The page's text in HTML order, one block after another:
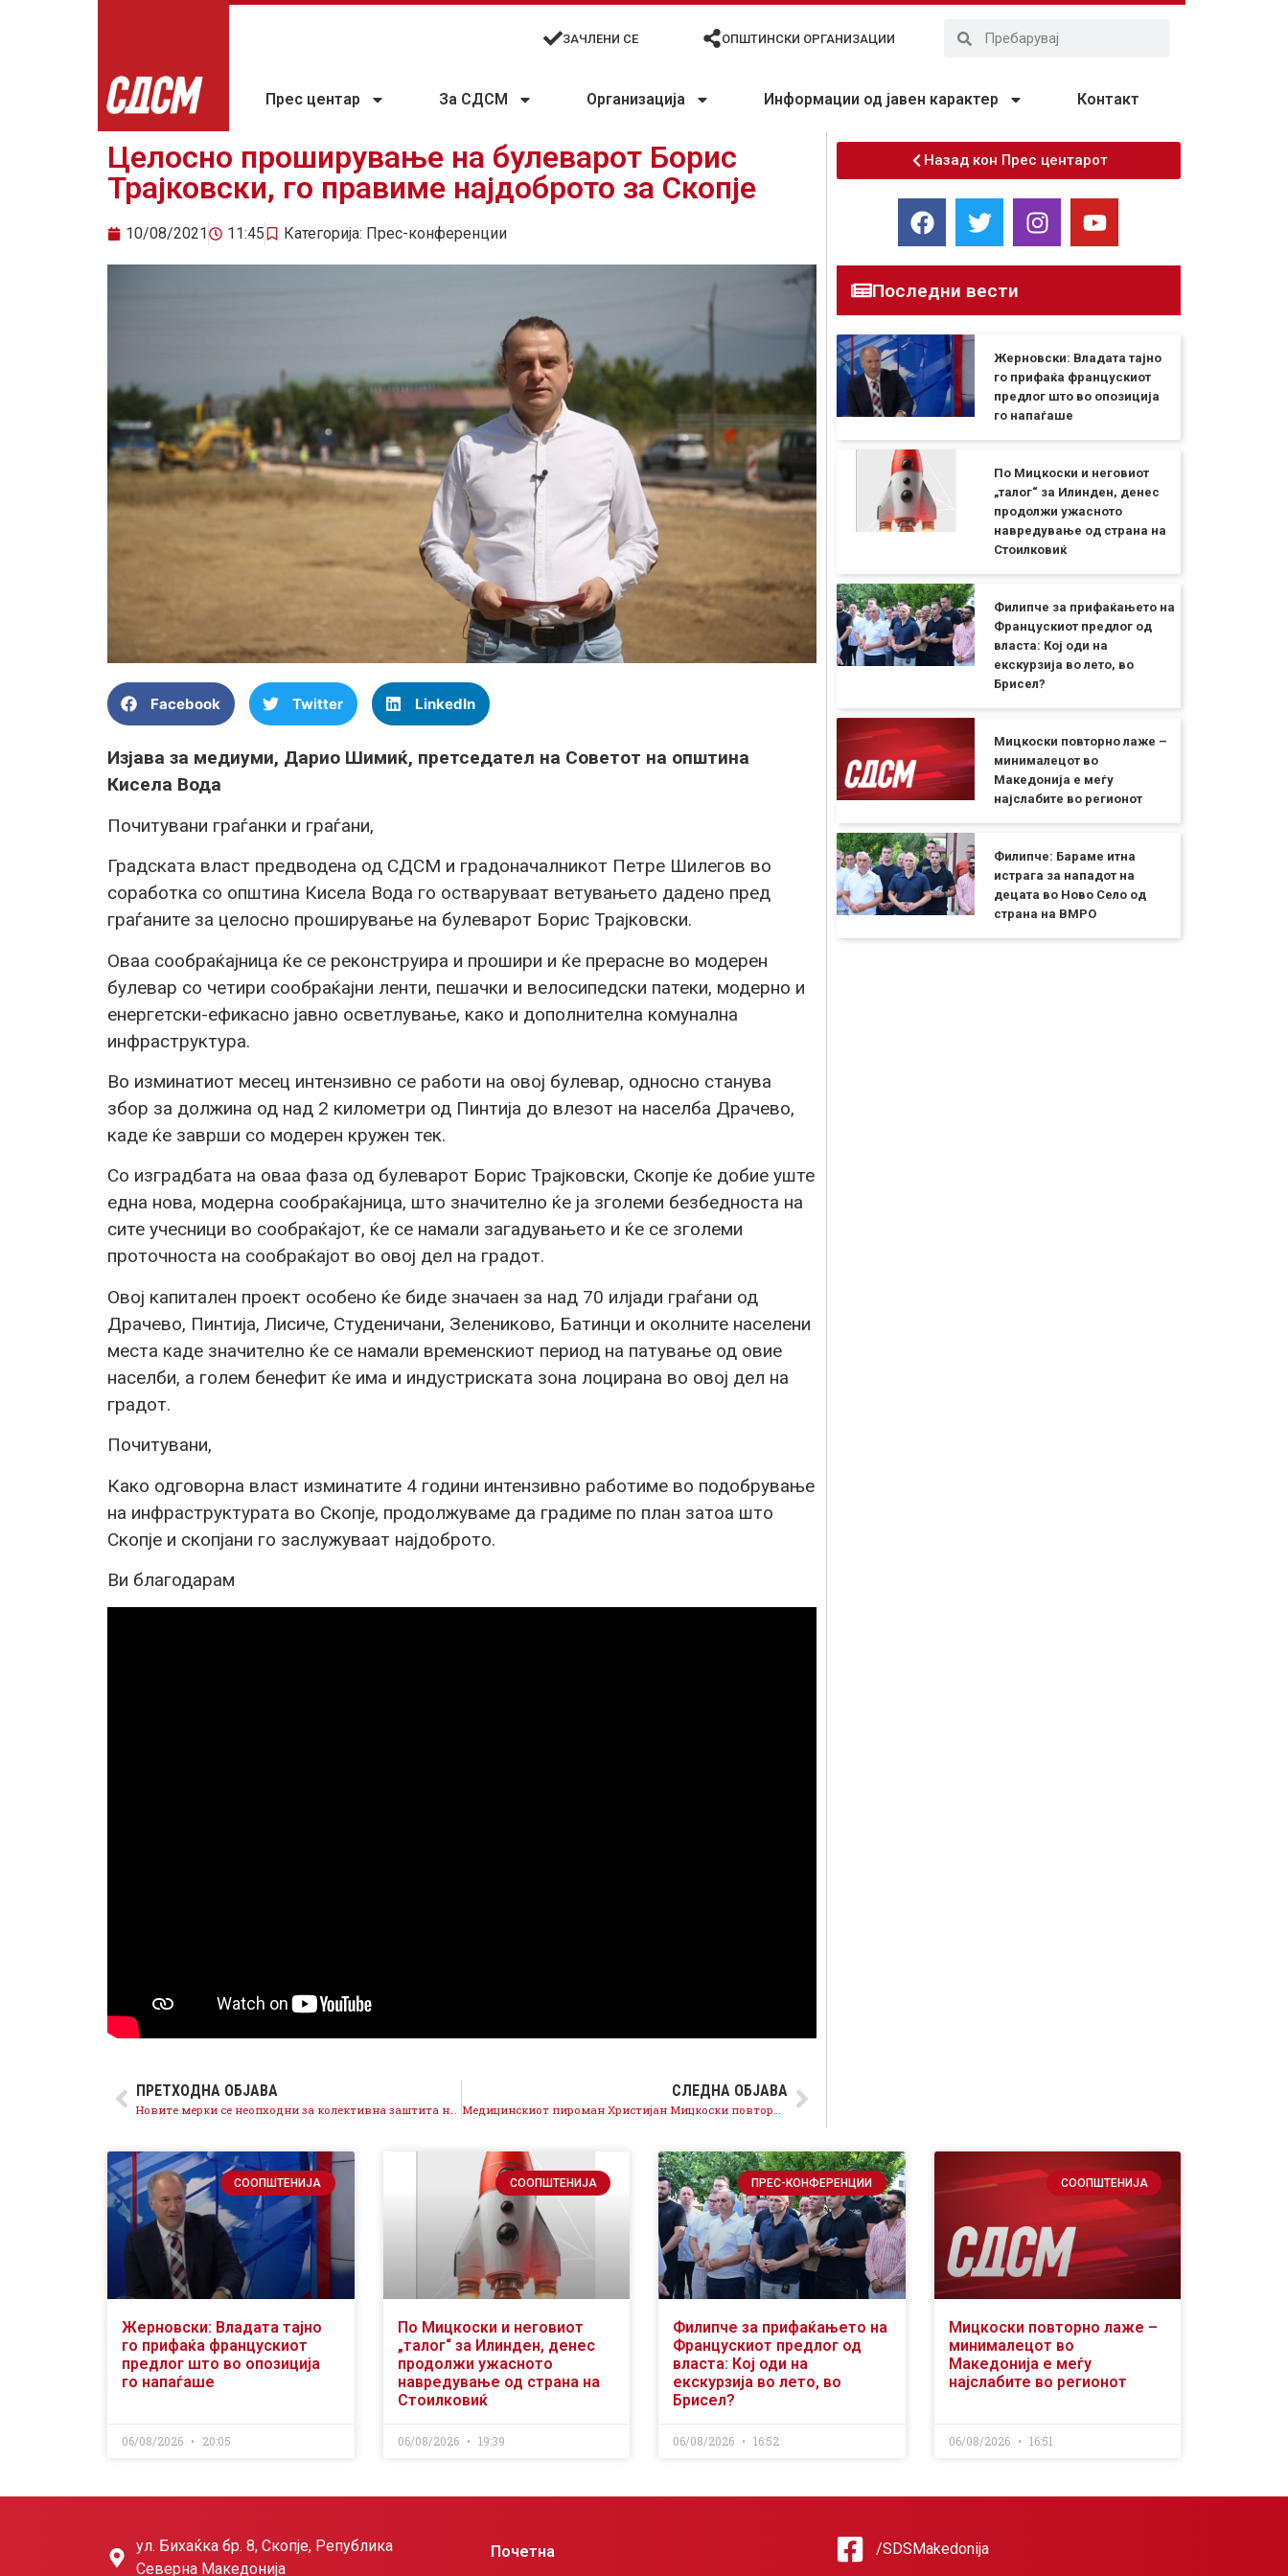
ЗАЧЛЕНИ СЕ ОПШТИНСКИ ОРГАНИЗАЦИИ
Прес центар За СДСМ Организација Информации од јавен карактер Контакт
Целосно проширување на булеварот Борис
Трајковски, го правиме најдоброто за Скопје
10/08/2021 11:45 Категорија: Прес-конференции
Facebook Twitter LinkedIn
Изјава за медиуми, Дарио Шимиќ, претседател на Советот на општина
Кисела Вода
Почитувани граѓанки и граѓани,
Градската власт предводена од СДСМ и градоначалникот Петре Шилегов во
соработка со општина Кисела Вода го остваруваат ветувањето дадено пред
граѓаните за целосно проширување на булеварот Борис Трајковски.
Оваа сообраќајница ќе се реконструира и прошири и ќе прерасне во модерен
булевар со четири сообраќајни ленти, пешачки и велосипедски патеки, модерно и
енергетски-ефикасно јавно осветлување, како и дополнителна комунална
инфраструктура.
Во изминатиот месец интензивно се работи на овој булевар, односно станува
збор за должина од над 2 километри од Пинтија до влезот на населба Драчево,
каде ќе заврши со модерен кружен тек.
Со изградбата на оваа фаза од булеварот Борис Трајковски, Скопје ќе добие уште
една нова, модерна сообраќајница, што значително ќе ја зголеми безбедноста на
сите учесници во сообраќајот, ќе се намали загадувањето и ќе се зголеми
проточноста на сообраќајот во овој дел на градот.
Овој капитален проект особено ќе биде значаен за над 70 илјади граѓани од
Драчево, Пинтија, Лисиче, Студеничани, Зелениково, Батинци и околните населени
места каде значително ќе се намали временскиот период на патување од овие
населби, а голем бенефит ќе има и индустриската зона лоцирана во овој дел на
градот.
Почитувани,
Како одговорна власт изминатите 4 години интензивно работиме во подобрување
на инфраструктурата во Скопје, продолжуваме да градиме по план затоа што
Скопје и скопјани го заслужуваат најдоброто.
Ви благодарам
ПРЕТХОДНА ОБЈАВА СЛЕДНА ОБЈАВА
Назад кон Прес центарот
Последни вести
Жерновски: Владата тајно
го прифаќа францускиот
предлог што во опозиција
го напаѓаше
По Мицкоски и неговиот
„талог“ за Илинден, денес
продолжи ужасното
навредување од страна на
Стоилковиќ
Филипче за прифаќањето на
Францускиот предлог од
власта: Кој оди на
екскурзија во лето, во
Брисел?
Мицкоски повторно лаже –
минималецот во
Македонија е меѓу
најслабите во регионот
Филипче: Бараме итна
истрага за нападот на
децата во Ново Село од
страна на ВМРО
СООПШТЕНИЈА
Жерновски: Владата тајно
го прифаќа францускиот
предлог што во опозиција
го напаѓаше
06/08/2026 20:05
СООПШТЕНИЈА
По Мицкоски и неговиот
„талог“ за Илинден, денес
продолжи ужасното
навредување од страна на
Стоилковиќ
06/08/2026 19:39
ПРЕС-КОНФЕРЕНЦИИ
Филипче за прифаќањето на
Францускиот предлог од
власта: Кој оди на
екскурзија во лето, во
Брисел?
06/08/2026 16:52
СООПШТЕНИЈА
Мицкоски повторно лаже –
минималецот во
Македонија е меѓу
најслабите во регионот
06/08/2026 16:51
ул. Бихаќка бр. 8, Скопје, Република
Северна Македонија
Почетна /SDSMakedonija